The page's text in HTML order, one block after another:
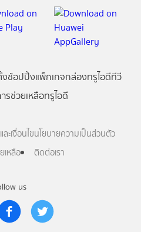
us
ช้อปปิ้งแพ็กเกจกล่องทรูไอดีทีวี
รช่วยเหลือทรูไอดี
ะเงื่อนไขนโยบายความเป็นส่วนตัว
เหลือ
ติดต่อเรา